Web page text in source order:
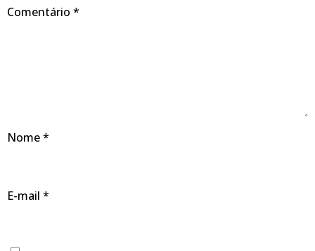
Comentário *
Nome*
E-mail *